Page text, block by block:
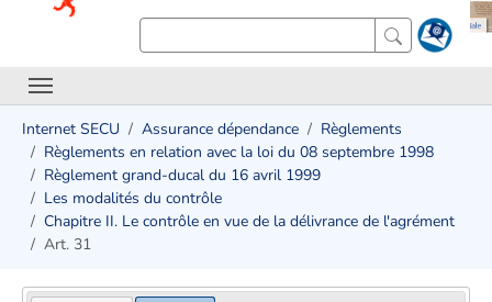
Internet SECU Assurance dépendance
Règlements
Règlements en relation avec la loi du 08 septembre 1998
Règlement grand-ducal du 16 avril 1999
Les modalités du contrôle
Chapitre II. Le contrôle en vue de la délivrance de l'agrément
Art. 31